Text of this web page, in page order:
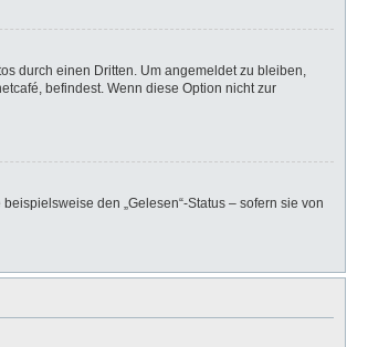
durch einen Dritten. Um angemeldet zu bleiben,
befindest. Wenn diese Option nicht zur
den „Gelesen“-Status – sofern sie von